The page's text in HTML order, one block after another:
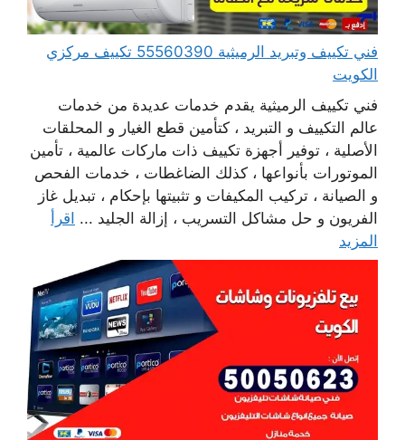
فني تكييف وتبريد الرميثية 55560390 تكييف مركزي
الكويت
فني تكييف الرميثية يقدم خدمات عديدة من خدمات
عالم التكييف و التبريد ، كتأمين قطع الغيار و المحلقات
الأصلية ، توفير أجهزة تكييف ذات ماركات عالمية ، تأمين
الموتورات بأنواعها ، كذلك الضاغطات ، خدمات الفحص
و الصيانة ، تركيب المكيفات و تثبيتها بإحكام ، تبديل غاز
الفريون و حل مشاكل التسريب ، إزالة الجليد ... اقرأ
المزيد